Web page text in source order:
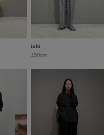
ichi
158cm